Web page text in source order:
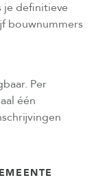
je definitieve
bouwnummers
Per
één